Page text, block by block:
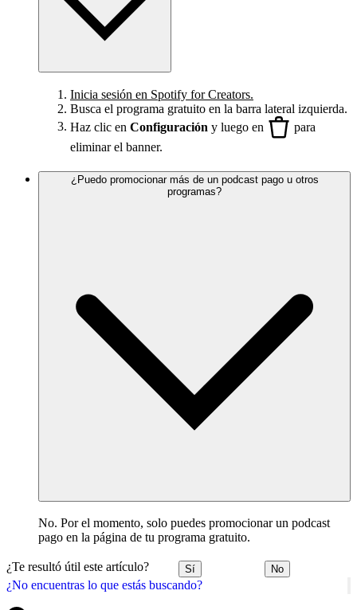
¿No encuentras lo que estás buscando?
Inicia sesión en Spotify for Creators.
Busca el programa gratuito en la barra lateral izquierda.
Haz clic en Configuración y luego en
para
eliminar el banner.
¿Puedo promocionar más de un podcast pago u otros
programas?
No. Por el momento, solo puedes promocionar un podcast
pago en la página de tu programa gratuito.
¿Te resultó útil este artículo? Sí No